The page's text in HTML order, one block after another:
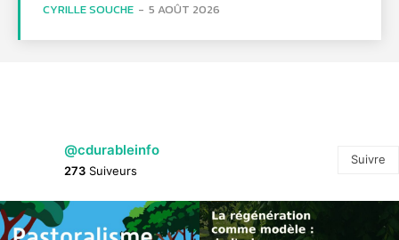
CYRILLE SOUCHE - 5 AOÛT 2026
@cdurableinfo
273 Suiveurs
Suivre